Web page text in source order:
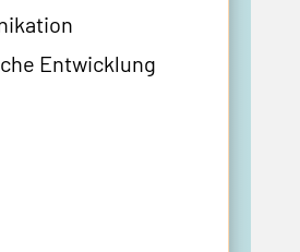
Entwicklung